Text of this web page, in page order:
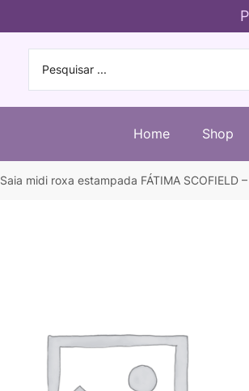
Home Shop
Saia midi roxa estampada FÁTIMA SCOFIELD